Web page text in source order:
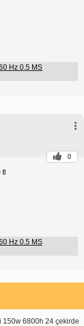
Hz 0.5 MS
0
tl
Hz 0.5 MS
150w 6800h 24 çekirde